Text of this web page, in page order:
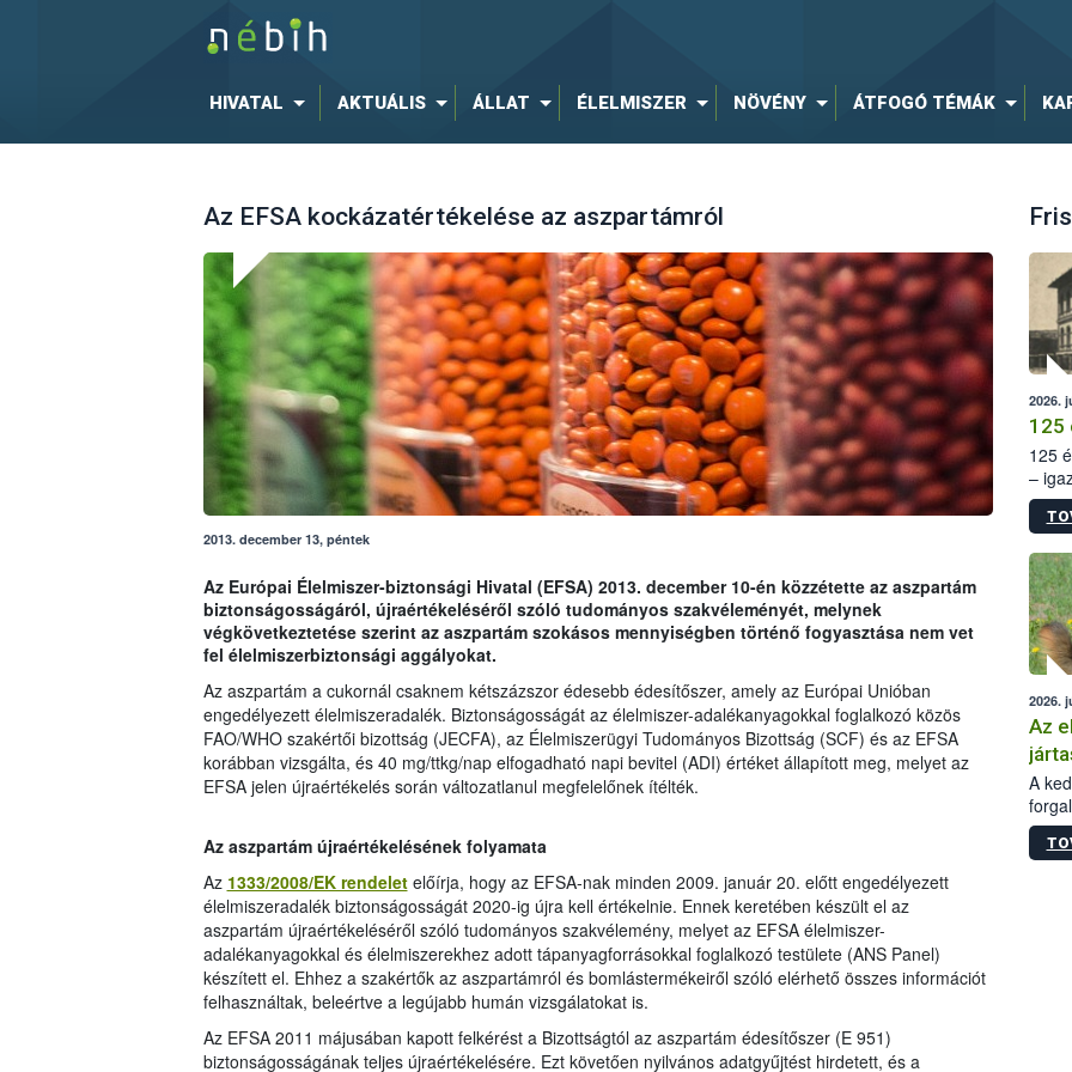
HIVATAL AKTUÁLIS ÁLLAT ÉLELMISZER NÖVÉNY ÁTFOGÓ TÉMÁK
Az EFSA kockázatértékelése az aszpartámról
2013. december 13, péntek
Az Európai Élelmiszer-biztonsági Hivatal (EFSA) 2013. december 10-én közzétette az aszpartám
biztonságosságáról, újraértékeléséről szóló tudományos szakvéleményét, melynek
végkövetkeztetése szerint az aszpartám szokásos mennyiségben történő fogyasztása nem vet
fel élelmiszerbiztonsági aggályokat.
Az aszpartám a cukornál csaknem kétszázszor édesebb édesítőszer, amely az Európai Unióban
engedélyezett élelmiszeradalék. Biztonságosságát az élelmiszer-adalékanyagokkal foglalkozó közös
FAO/WHO szakértői bizottság (JECFA), az Élelmiszerügyi Tudományos Bizottság (SCF) és az EFSA
korábban vizsgálta, és 40 mg/ttkg/nap elfogadható napi bevitel (ADI) értéket állapított meg, melyet az
EFSA jelen újraértékelés során változatlanul megfelelőnek ítélték.
Az aszpartám újraértékelésének folyamata
Az 1333/2008/EK rendeletelőírja, hogy az EFSA-nak minden 2009. január 20. előtt engedélyezett
élelmiszeradalék biztonságosságát 2020-ig újra kell értékelnie. Ennek keretében készült el az
aszpartám újraértékeléséről szóló tudományos szakvélemény, melyet az EFSA élelmiszer-
adalékanyagokkal és élelmiszerekhez adott tápanyagforrásokkal foglalkozó testülete (ANS Panel)
készített el. Ehhez a szakértők az aszpartámról és bomlástermékeiről szóló elérhető összes információt
felhasználtak, beleértve a legújabb humán vizsgálatokat is.
Az EFSA 2011 májusában kapott felkérést a Bizottságtól az aszpartám édesítőszer (E 951)
biztonságosságának teljes újraértékelésére. Ezt követően nyilvános adatgyűjtést hirdetett, és a
2026.
125
125
–
15.
2026.
Az
A